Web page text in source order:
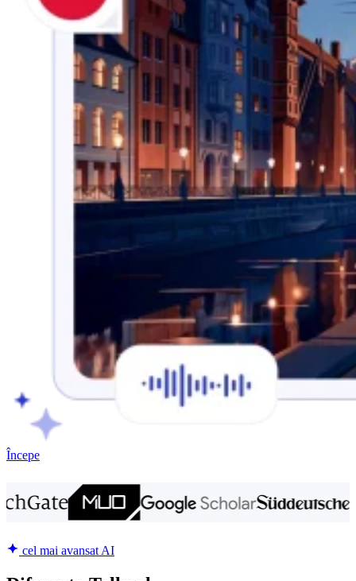
Începe
cel mai avansat AI